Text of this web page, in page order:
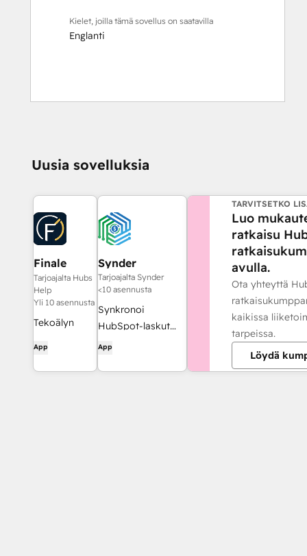
Kielet, joilla tämä sovellus on saatavilla
Englanti
Uusia sovelluksia
Finale
Composer
Tarjoajalta Hubs
Help
Yli 10 asennusta
Tekoälyn
verkkosisältö,
joka on
App
Synder
Tarjoajalta Synder
<10 asennusta
Synkronoi
HubSpot-laskut
QuickBooksiin,
Xeroon —
App
TARVITSETKO
Luo
ratkaisu
avulla.
Ota yhteyttä
kaikissa
tarpeissa.
Löydä